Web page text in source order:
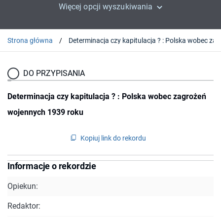
Więcej opcji wyszukiwania
Strona główna
DO PRZYPISANIA
Determinacja czy kapitulacja ? : Polska wobec zagrożeń
wojennych 1939 roku
Kopiuj link do rekordu
Informacje o rekordzie
Opiekun:
Redaktor: